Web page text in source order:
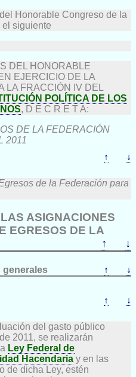
Honorable Congreso de la
siguiente
DEL HONORABLE
EJERCICIO DE LA
LA FRACCIÓN IV DEL
POLÍTICA DE LOS
, D E C R E T A:
DE LA FEDERACIÓN
2011
↑ ↓
de la Federación para
ASIGNACIONES
EGRESOS DE LA
↑ ↓
generales ↑ ↓
↑ ↓
del gasto público
2011, se realizarán
Ley Federal de
Hacendaria y en las
de dicha Ley, estén